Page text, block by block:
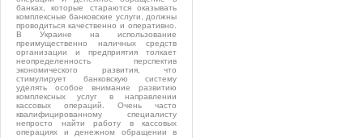
банках, которые стараются оказывать
комплексные банковские услуги, должны
проводиться качественно и оперативно.
В Украине на использование
преимущественно наличных средств
организации и предприятия толкает
неопределенность перспектив
экономического развития, что
стимулирует банковскую систему
уделять особое внимание развитию
комплексных услуг в направлении
кассовых операций. Очень часто
квалифицированному специалисту
непросто найти работу в кассовых
операциях и денежном обращении в